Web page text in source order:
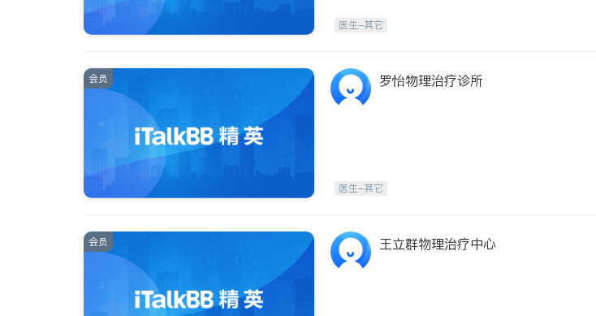
医生-其它
会员 罗怡物理治疗诊所
医生-其它
会员 王立群物理治疗中心